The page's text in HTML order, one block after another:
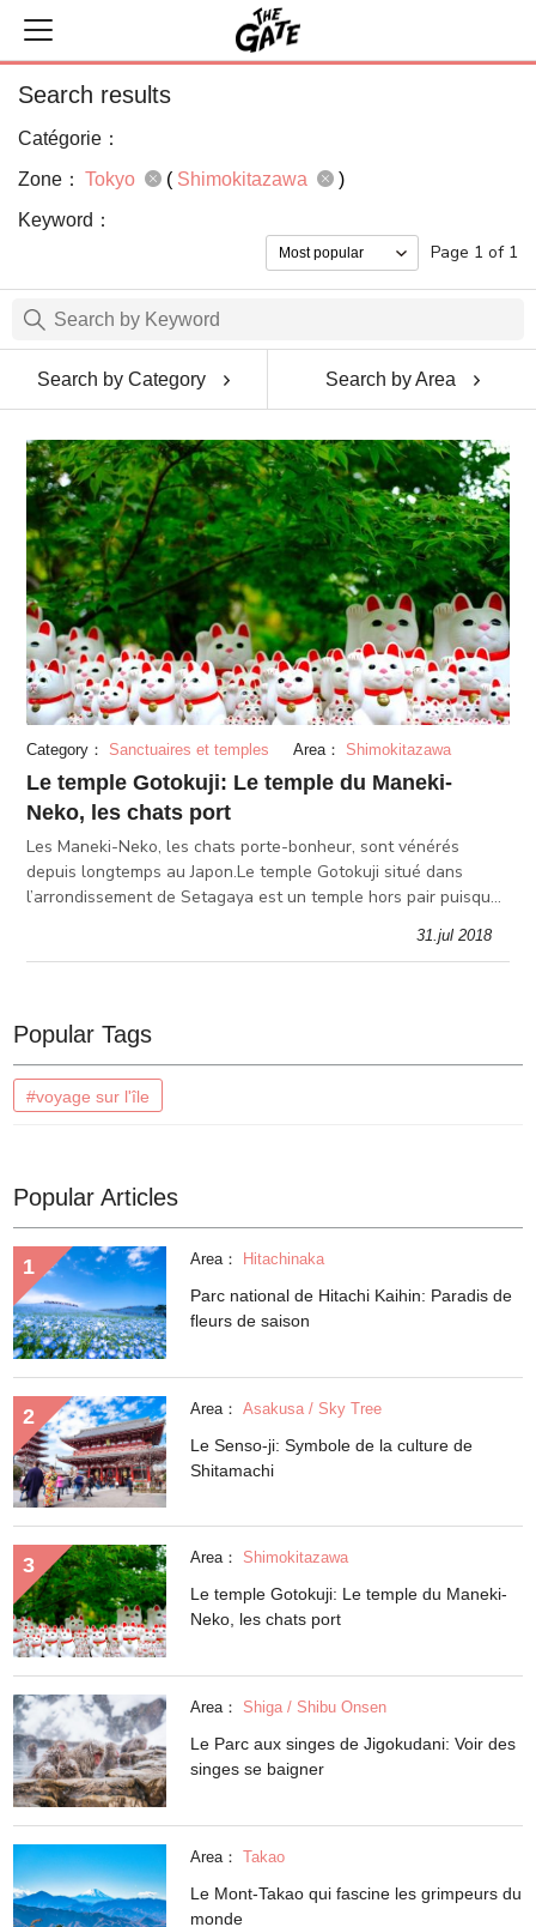
Search results
Catégorie：
Zone： Tokyo ( Shimokitazawa
)
Keyword：
Page 1 of 1
Search by Category Search by Area
Category： Sanctuaires et temples Area： Shimokitazawa
Le temple Gotokuji: Le temple du Maneki-
Neko, les chats port
Les Maneki-Neko, les chats porte-bonheur, sont vénérés
depuis longtemps au Japon.Le temple Gotokuji situé dans
l’arrondissement de Setagaya est un temple hors pair puisque
31.jul 2018
Popular Tags
#voyage sur l'île
Popular Articles
Area： Hitachinaka
Parc national de Hitachi Kaihin: Paradis de
fleurs de saison
Area： Asakusa / Sky Tree
Le Senso-ji: Symbole de la culture de
Shitamachi
Area： Shimokitazawa
Le temple Gotokuji: Le temple du Maneki-
Neko, les chats port
Area： Shiga / Shibu Onsen
Le Parc aux singes de Jigokudani: Voir des
singes se baigner
Area： Takao
Le Mont-Takao qui fascine les grimpeurs du
monde